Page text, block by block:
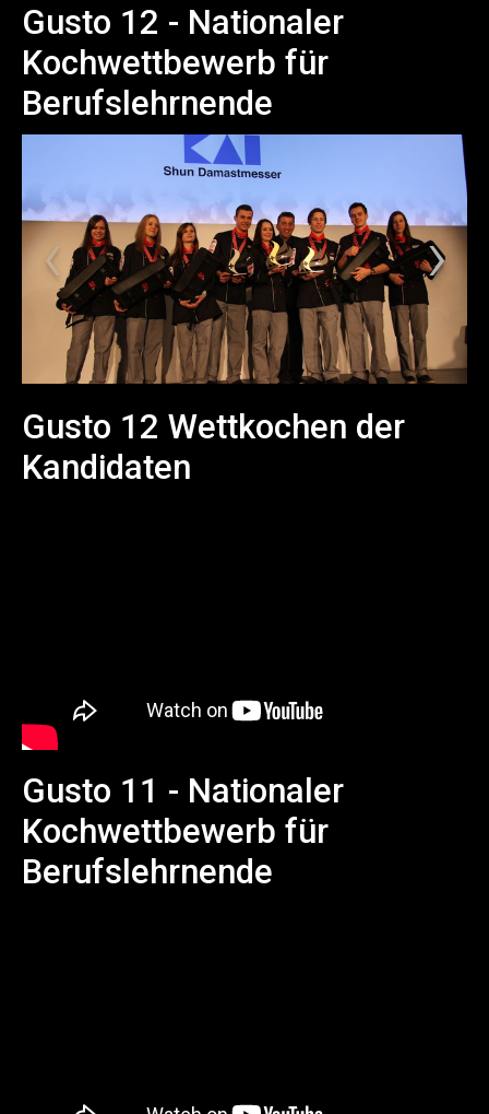
Gusto 12 - Nationaler
Kochwettbewerb für
Berufslehrnende
Gusto 12 Wettkochen der
Kandidaten
Gusto 11 - Nationaler
Kochwettbewerb für
Berufslehrnende